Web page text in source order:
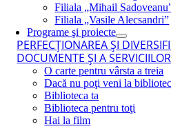
Filiala „Mihail
Filiala „Vasile Alecsandri”
Programe şi proiecte
PERFECŢIONAREA ŞI
DOCUMENTE ŞI A
O carte pentru vârsta a treia
Dacă nu poţi veni la
Biblioteca ta
Biblioteca pentru toţi
Hai la film